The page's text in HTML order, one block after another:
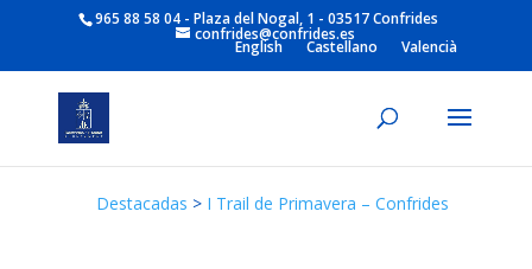
965 88 58 04 - Plaza del Nogal, 1 - 03517 Confrides
confrides@confrides.es
English Castellano Valencià
Destacadas > I Trail de Primavera – Confrides